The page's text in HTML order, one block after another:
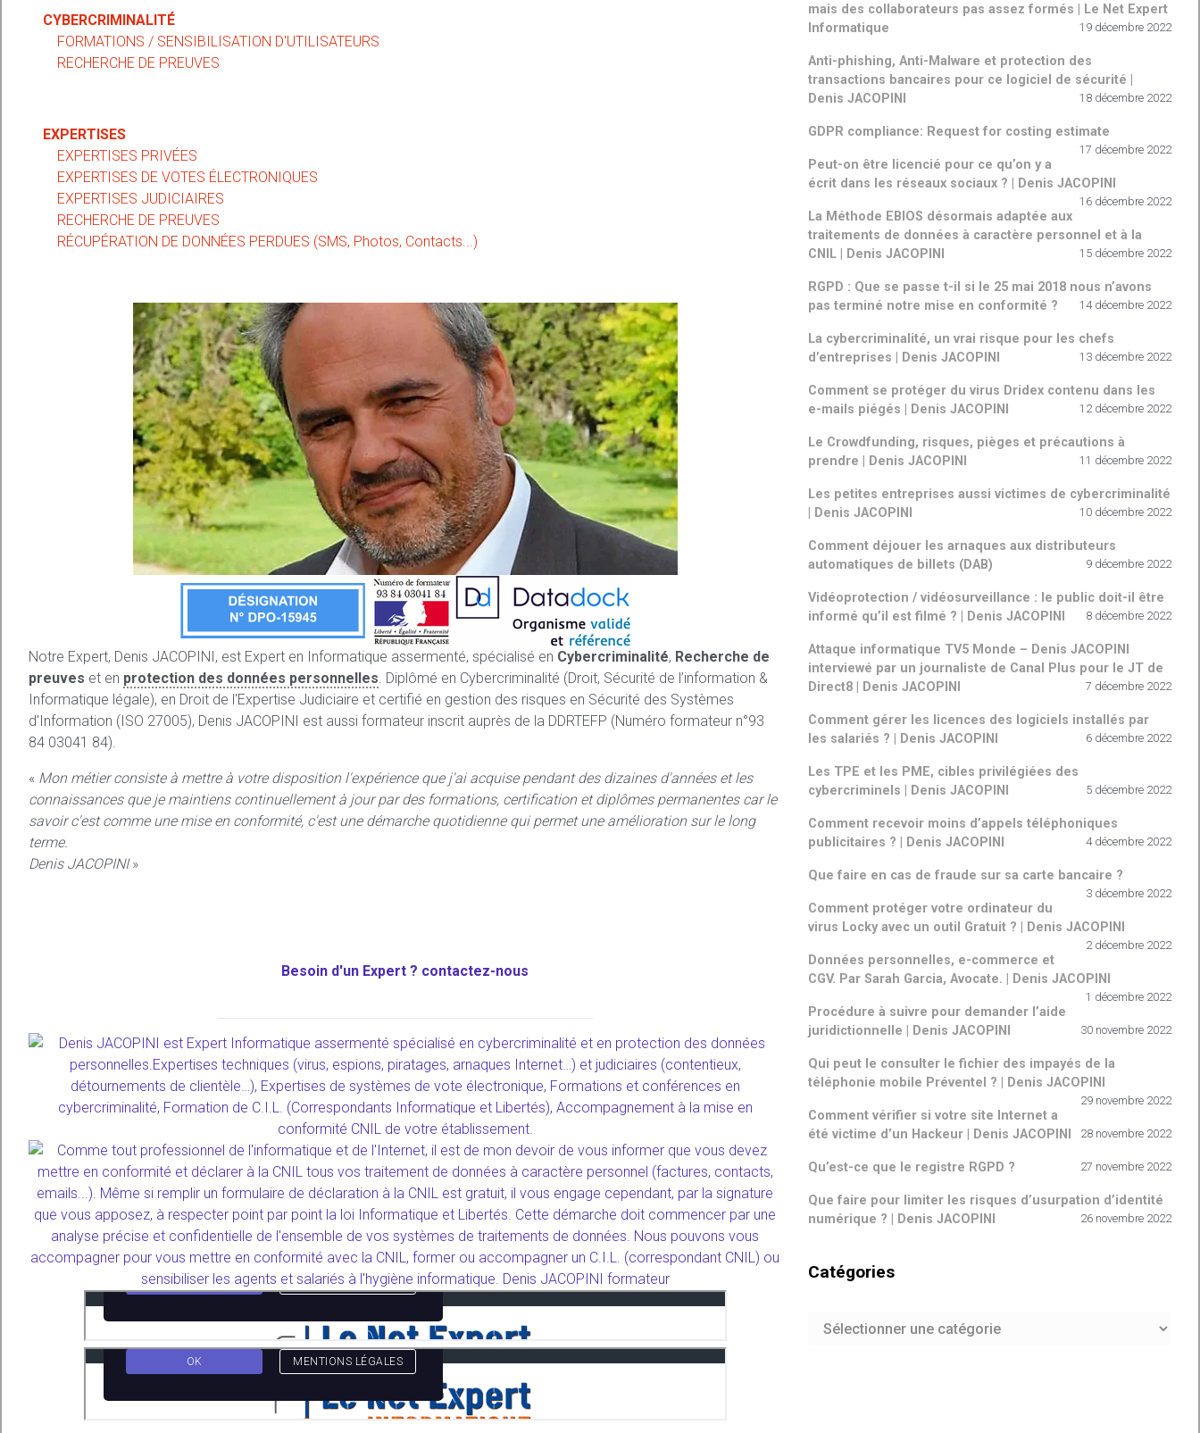
CYBERCRIMINALITÉ
FORMATIONS / SENSIBILISATION D'UTILISATEURS
RECHERCHE DE PREUVES
EXPERTISES
EXPERTISES PRIVÉES
EXPERTISES DE VOTES ÉLECTRONIQUES
EXPERTISES JUDICIAIRES
RECHERCHE DE PREUVES
RÉCUPÉRATION DE DONNÉES PERDUES (SMS, Photos, Contacts...)
Notre Expert, Denis JACOPINI, est Expert en Informatique assermenté, spécialisé en Cybercriminalité, Recherche de
preuves et en protection des données personnelles. Diplômé en Cybercriminalité (Droit, Sécurité de l’information &
Informatique légale), en Droit de l'Expertise Judiciaire et certifié en gestion des risques en Sécurité des Systèmes
d'Information (ISO 27005), Denis JACOPINI est aussi formateur inscrit auprès de la DDRTEFP (Numéro formateur n°93
84 03041 84).
« Mon métier consiste à mettre à votre disposition l'expérience que j'ai acquise pendant des dizaines d'années et les
connaissances que je maintiens continuellement à jour par des formations, certification et diplômes permanentes car le
savoir c'est comme une mise en conformité, c'est une démarche quotidienne qui permet une amélioration sur le long
terme.
Denis JACOPINI»
Besoin d'un Expert ? contactez-nous
mais des collaborateurs pas assez formés | Le Net Expert
Informatique
19 décembre 2022
Anti-phishing, Anti-Malware et protection des
transactions bancaires pour ce logiciel de sécurité |
Denis JACOPINI
18 décembre 2022
GDPR compliance: Request for costing estimate
17 décembre 2022
Peut-on être licencié pour ce qu’on y a
écrit dans les réseaux sociaux ? | Denis JACOPINI
16 décembre 2022
La Méthode EBIOS désormais adaptée aux
traitements de données à caractère personnel et à la
CNIL | Denis JACOPINI
15 décembre 2022
RGPD : Que se passe t-il si le 25 mai 2018 nous n’avons
pas terminé notre mise en conformité ?
14 décembre 2022
La cybercriminalité, un vrai risque pour les chefs
d’entreprises | Denis JACOPINI
13 décembre 2022
Comment se protéger du virus Dridex contenu dans les
e-mails piégés | Denis JACOPINI
12 décembre 2022
Le Crowdfunding, risques, pièges et précautions à
prendre | Denis JACOPINI
11 décembre 2022
Les petites entreprises aussi victimes de cybercriminalité
| Denis JACOPINI
10 décembre 2022
Comment déjouer les arnaques aux distributeurs
automatiques de billets (DAB)
9 décembre 2022
Vidéoprotection / vidéosurveillance : le public doit-il être
informé qu’il est filmé ? | Denis JACOPINI
8 décembre 2022
Attaque informatique TV5 Monde – Denis JACOPINI
interviewé par un journaliste de Canal Plus pour le JT de
Direct8 | Denis JACOPINI
7 décembre 2022
Comment gérer les licences des logiciels installés par
les salariés ? | Denis JACOPINI
6 décembre 2022
Les TPE et les PME, cibles privilégiées des
cybercriminels | Denis JACOPINI
5 décembre 2022
Comment recevoir moins d’appels téléphoniques
publicitaires ? | Denis JACOPINI
4 décembre 2022
Que faire en cas de fraude sur sa carte bancaire ?
3 décembre 2022
Comment protéger votre ordinateur du
virus Locky avec un outil Gratuit ? | Denis JACOPINI
2 décembre 2022
Données personnelles, e-commerce et
CGV. Par Sarah Garcia, Avocate. | Denis JACOPINI
1 décembre 2022
Procédure à suivre pour demander l’aide
juridictionnelle | Denis JACOPINI
30 novembre 2022
Qui peut le consulter le fichier des impayés de la
téléphonie mobile Préventel ? | Denis JACOPINI
29 novembre 2022
Comment vérifier si votre site Internet a
été victime d’un Hackeur | Denis JACOPINI
28 novembre 2022
Qu’est-ce que le registre RGPD ? 27 novembre 2022
Que faire pour limiter les risques d’usurpation d’identité
numérique ? | Denis JACOPINI
26 novembre 2022
Catégories
Catégories